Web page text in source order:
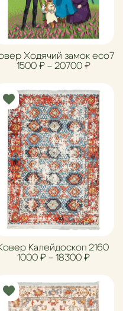
цен: 1000 ₽ – 18900 ₽
Ходячий замок eco7
1500 ₽ – 20700 ₽
цен: 1000 ₽ – 112800 ₽
Калейдоскоп 2160
1000 ₽ – 18300 ₽